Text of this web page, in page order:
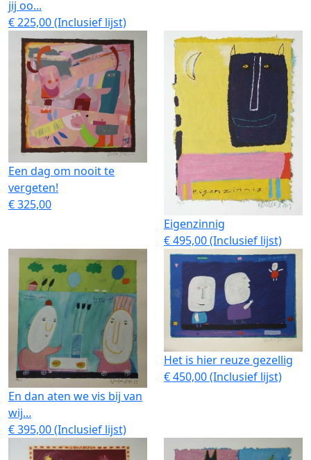
jij oo...
€ 225,00 (Inclusief lijst)
Een dag om nooit te
vergeten!
€ 325,00
Eigenzinnig
€ 495,00 (Inclusief lijst)
En dan aten we vis bij van
wij...
€ 395,00 (Inclusief lijst)
Het is hier reuze gezellig
€ 450,00 (Inclusief lijst)